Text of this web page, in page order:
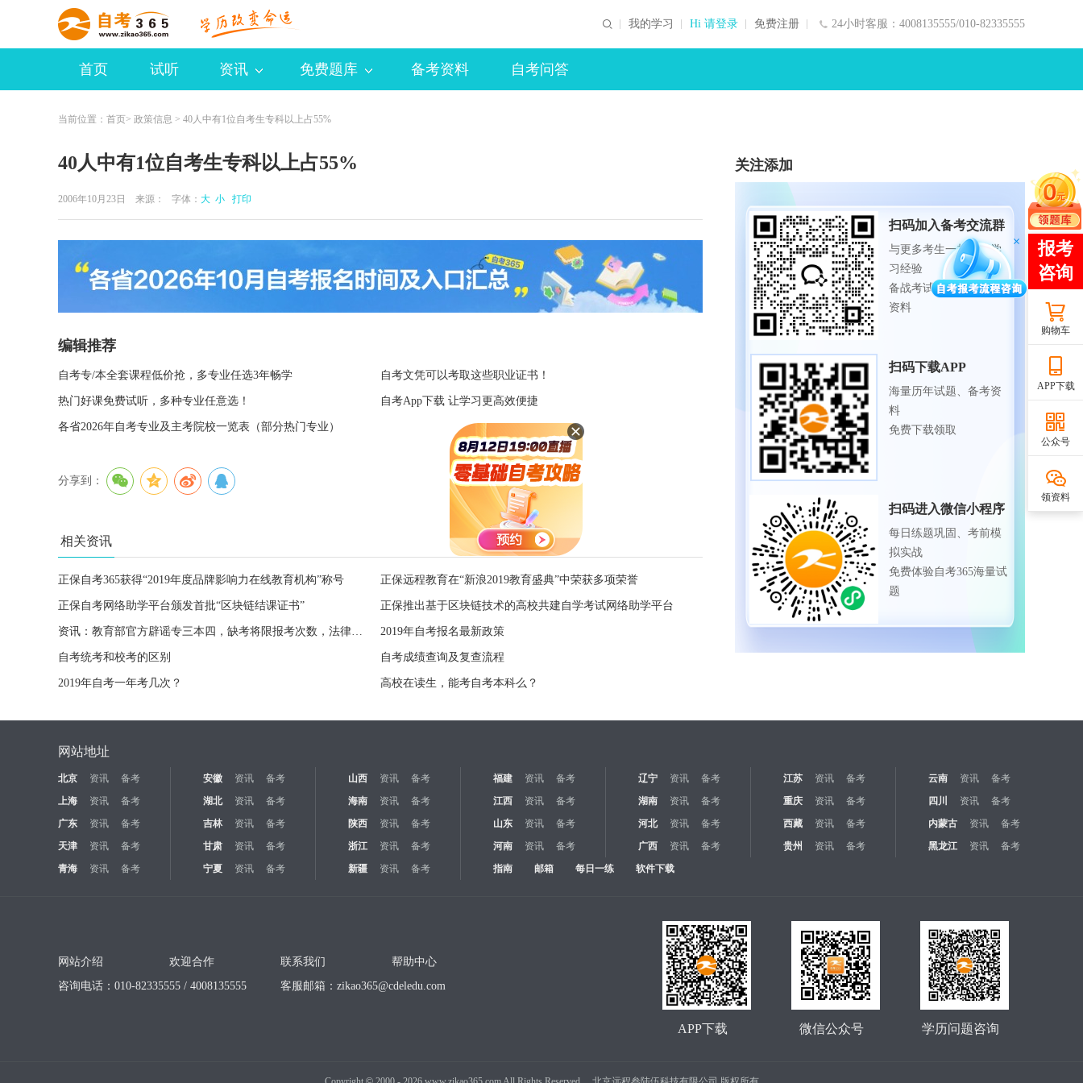
24小时客服：4008135555/010-82335555
我的学习 Hi 请登录 免费注册
首页 试听 资讯 免费题库 备考资料 自考问答
当前位置： 首页> 政策信息 > 40人中有1位自考生专科以上占55%
40人中有1位自考生专科以上占55%
2006年10月23日 来源： 字体： 大 小 打印
编辑推荐
自考专/本全套课程低价抢，多专业任选3年畅学 自考文凭可以考取这些职业证书！
热门好课免费试听，多种专业任意选！ 自考App下载 让学习更高效便捷
各省2026年自考专业及主考院校一览表（部分热门专业）
分享到：
相关资讯
正保自考365获得“2019年度品牌影响力在线教育机构”称号 正保远程教育在“新浪2019教育盛典”中荣获多项荣誉
正保自考网络助学平台颁发首批“区块链结课证书” 正保推出基于区块链技术的高校共建自学考试网络助学平台
资讯：教育部官方辟谣专三本四，缺考将限报考次数，法律职业资格报考条件有变 2019年自考报名最新政策
自考统考和校考的区别 自考成绩查询及复查流程
2019年自考一年考几次？ 高校在读生，能考自考本科么？
关注添加
扫码加入备考交流群
与更多考生一起交流学
习经验
备战考试，获取试题及
资料
扫码下载APP
海量历年试题、备考资
料
免费下载领取
扫码进入微信小程序
每日练题巩固、考前模
拟实战
免费体验自考365海量试
题
购物车
APP下载
公众号
领资料
网站地址
北京 资讯 备考 安徽 资讯 备考 山西 资讯 备考 福建 资讯 备考 辽宁 资讯 备考 江苏 资讯 备考 云南 资讯
备考
上海
资讯 备考 湖北 资讯 备考 海南 资讯 备考 江西 资讯 备考 湖南 资讯 备考 重庆 资讯 备考 四川 资讯
备考
广东
资讯 备考 吉林 资讯 备考 陕西 资讯 备考 山东 资讯 备考 河北 资讯 备考 西藏 资讯 备考 内蒙古 资讯
备考
天津
资讯 备考 甘肃 资讯 备考 浙江 资讯 备考 河南 资讯 备考 广西 资讯 备考 贵州 资讯 备考 黑龙江 资讯
备考
青海
资讯 备考 宁夏 资讯 备考 新疆 资讯 备考 指南 邮箱 每日一练 软件下载
网站介绍 欢迎合作 联系我们
帮助中心
咨询电话：010-82335555 / 4008135555
客服邮箱： zikao365@cdeledu.com
学历问题咨询
微信公众号
APP下载